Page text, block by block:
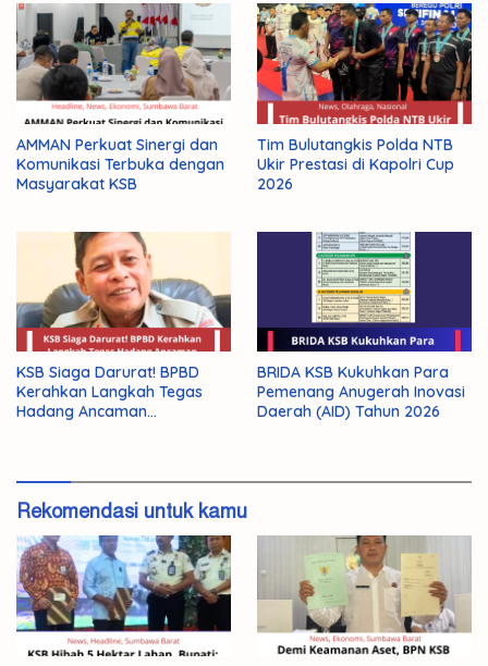
AMMAN Perkuat Sinergi dan
Komunikasi Terbuka dengan
Masyarakat KSB
Tim Bulutangkis Polda NTB
Ukir Prestasi di Kapolri Cup
2026
KSB Siaga Darurat! BPBD
Kerahkan Langkah Tegas
Hadang Ancaman
BRIDA KSB Kukuhkan Para
Pemenang Anugerah Inovasi
Daerah (AID) Tahun 2026
Rekomendasi untuk kamu